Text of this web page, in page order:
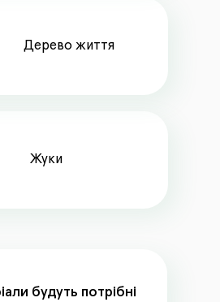
Дерево життя
Жуки
будуть потрібні